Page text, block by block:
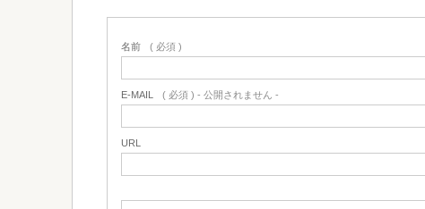
名前 ( 必須 )
E-MAIL ( 必須 ) - 公開されません -
URL